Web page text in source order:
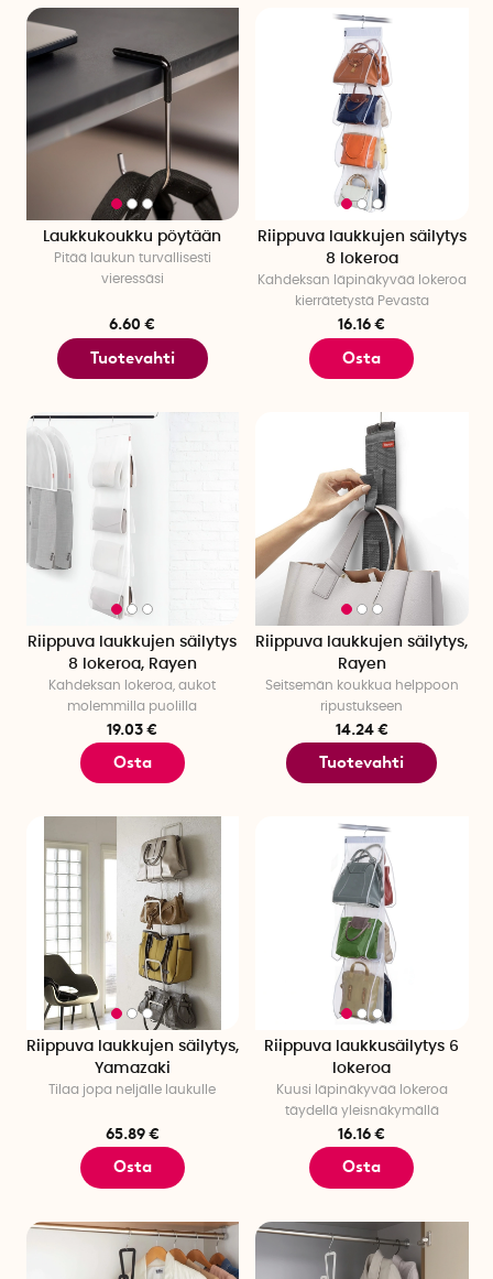
Laukkukoukku pöytään
Pitää laukun turvallisesti
vieressäsi
6.60 €
Tuotevahti
Riippuva laukkujen säilytys
8 lokeroa
Kahdeksan läpinäkyvää lokeroa
kierrätetystä Pevasta
16.16 €
Osta
Riippuva laukkujen säilytys
8 lokeroa, Rayen
Kahdeksan lokeroa, aukot
molemmilla puolilla
19.03 €
Osta
Riippuva laukkujen säilytys,
Rayen
Seitsemän koukkua helppoon
ripustukseen
14.24 €
Tuotevahti
Riippuva laukkujen säilytys,
Yamazaki
Tilaa jopa neljälle laukulle
65.89 €
Osta
Riippuva laukkusäilytys 6
lokeroa
Kuusi läpinäkyvää lokeroa
täydellä yleisnäkymällä
16.16 €
Osta